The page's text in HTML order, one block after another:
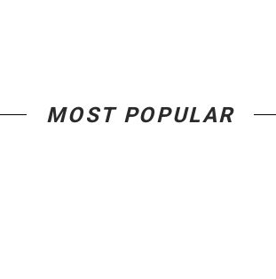
MOST POPULAR